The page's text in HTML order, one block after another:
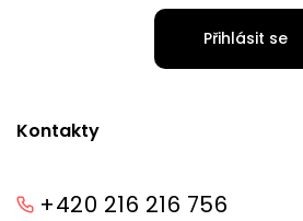
Kontakty
+420 216 216 756
Přihlásit se